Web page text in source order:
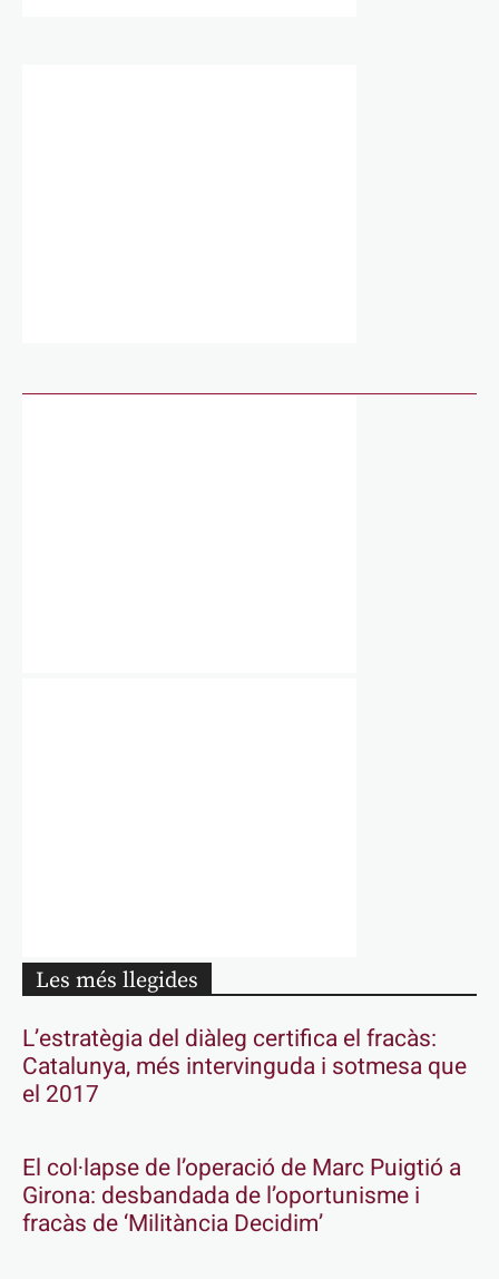
Les més llegides
L’estratègia del diàleg certifica el fracàs:
Catalunya, més intervinguda i sotmesa que
el 2017
El col·lapse de l’operació de Marc Puigtió a
Girona: desbandada de l’oportunisme i
fracàs de ‘Militància Decidim’